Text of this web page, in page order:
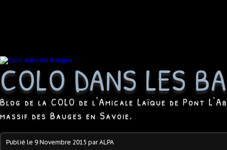
COLO DANS LES
Blog de la COLO de l'Amicale Laïque de Pont
massif des Bauges en Savoie.
Publié le 9 Novembre 2015 par ALPA